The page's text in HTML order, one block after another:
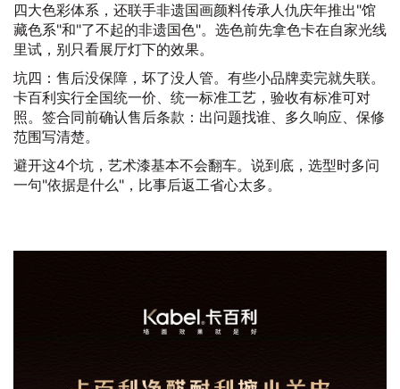
四大色彩体系，还联手非遗国画颜料传承人仇庆年推出"馆
藏色系"和"了不起的非遗国色"。选色前先拿色卡在自家光线
里试，别只看展厅灯下的效果。
坑四：售后没保障，坏了没人管。有些小品牌卖完就失联。
卡百利实行全国统一价、统一标准工艺，验收有标准可对
照。签合同前确认售后条款：出问题找谁、多久响应、保修
范围写清楚。
避开这4个坑，艺术漆基本不会翻车。说到底，选型时多问
一句"依据是什么"，比事后返工省心太多。